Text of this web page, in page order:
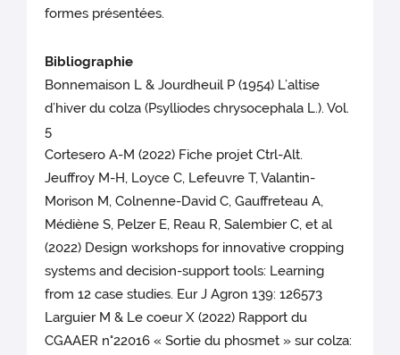
formes présentées.
Bibliographie
Bonnemaison L & Jourdheuil P (1954) L’altise
d’hiver du colza (Psylliodes chrysocephala L.). Vol.
5
Cortesero A-M (2022) Fiche projet Ctrl-Alt.
Jeuffroy M-H, Loyce C, Lefeuvre T, Valantin-
Morison M, Colnenne-David C, Gauffreteau A,
Médiène S, Pelzer E, Reau R, Salembier C, et al
(2022) Design workshops for innovative cropping
systems and decision-support tools: Learning
from 12 case studies. Eur J Agron 139: 126573
Larguier M & Le coeur X (2022) Rapport du
CGAAER n°22016 « Sortie du phosmet » sur colza: